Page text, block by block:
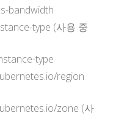
bandwidth
type (사용 중
type
region
zone (사